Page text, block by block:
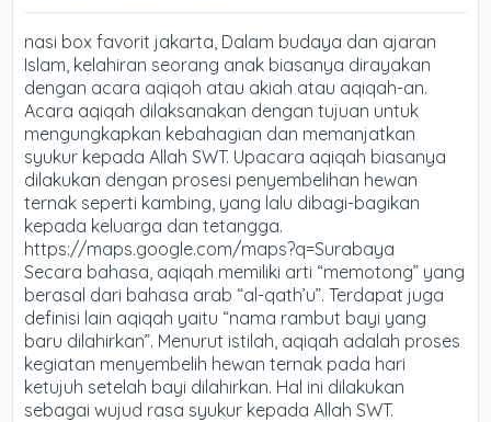
nasi box favorit jakarta, Dalam budaya dan ajaran
Islam, kelahiran seorang anak biasanya dirayakan
dengan acara aqiqoh atau akiah atau aqiqah-an.
Acara aqiqah dilaksanakan dengan tujuan untuk
mengungkapkan kebahagian dan memanjatkan
syukur kepada Allah SWT. Upacara aqiqah biasanya
dilakukan dengan prosesi penyembelihan hewan
ternak seperti kambing, yang lalu dibagi-bagikan
kepada keluarga dan tetangga.
https://maps.google.com/maps?q=Surabaya
Secara bahasa, aqiqah memiliki arti “memotong” yang
berasal dari bahasa arab “al-qath’u”. Terdapat juga
definisi lain aqiqah yaitu “nama rambut bayi yang
baru dilahirkan”. Menurut istilah, aqiqah adalah proses
kegiatan menyembelih hewan ternak pada hari
ketujuh setelah bayi dilahirkan. Hal ini dilakukan
sebagai wujud rasa syukur kepada Allah SWT.